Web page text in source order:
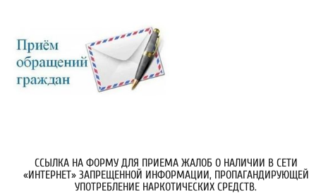
ССЫЛКА НА ФОРМУ ДЛЯ ПРИЕМА ЖАЛОБ О НАЛИЧИИ В СЕТИ
«ИНТЕРНЕТ» ЗАПРЕЩЕННОЙ ИНФОРМАЦИИ, ПРОПАГАНДИРУЮЩЕЙ
УПОТРЕБЛЕНИЕ НАРКОТИЧЕСКИХ СРЕДСТВ.